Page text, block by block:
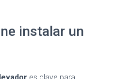
instalar un